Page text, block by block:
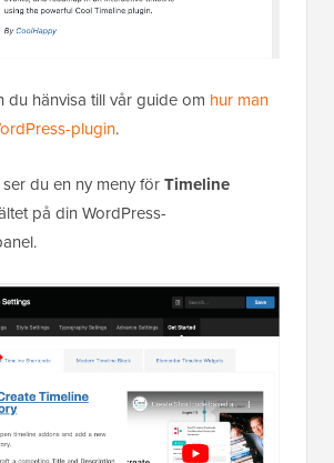
du hänvisa till vår guide om hur man
plugin.
du en ny meny förTimeline
på din WordPress-